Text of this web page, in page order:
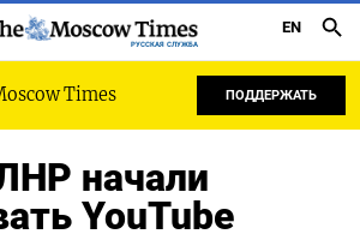
РУССКАЯ СЛУЖБА
EN
Times ПОДДЕРЖАТЬ
начали
YouTube